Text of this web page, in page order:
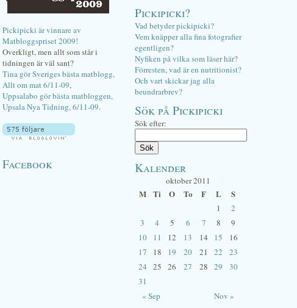
Pickipicki är vinnare av
Matbloggspriset 2009!
Overkligt, men allt som står i
tidningen är väl sant?
Tina gör Sveriges bästa matblogg,
Allt om mat 6/11-09,
Uppsalabo gör bästa matbloggen,
Upsala Nya Tidning, 6/11-09.
Facebook
Pickipicki?
Vad betyder pickipicki?
Vem knäpper alla fina fotografier
egentligen?
Nyfiken på vilka som läser här?
Förresten, vad är en nutritionist?
Och vart skickar jag alla
beundrarbrev?
Sök på Pickipicki
Sök efter:
Kalender
oktober 2011
M Ti O To F L S
« Sep Nov »
1
2
3
4 5 6 7 8
9
10
11 12 13 14 15
16
17
18 19 20 21 22
23
24
25 26 27 28 29
30
31